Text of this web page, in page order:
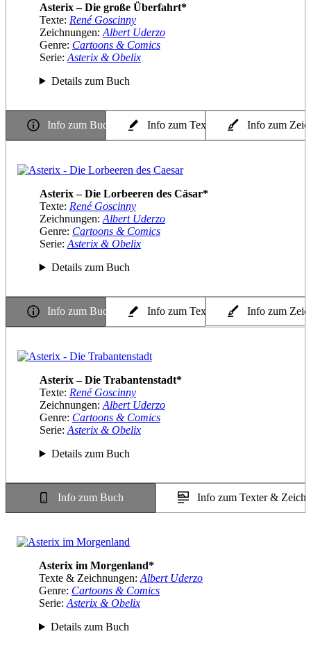
Asterix – Die große Überfahrt*
Texte: René Goscinny
Zeichnungen: Albert Uderzo
Genre: Cartoons & Comics
Serie: Asterix & Obelix
Details zum Buch
Info zum Buch Info zum Texter Info zum
Asterix – Die Lorbeeren des Cäsar*
Texte: René Goscinny
Zeichnungen: Albert Uderzo
Genre: Cartoons & Comics
Serie: Asterix & Obelix
Details zum Buch
Info zum Buch Info zum Texter Info zum
Asterix – Die Trabantenstadt*
Texte: René Goscinny
Zeichnungen: Albert Uderzo
Genre: Cartoons & Comics
Serie: Asterix & Obelix
Details zum Buch
Info zum Buch Info zum Texter &
Asterix im Morgenland*
Texte & Zeichnungen: Albert Uderzo
Genre: Cartoons & Comics
Serie: Asterix & Obelix
Details zum Buch